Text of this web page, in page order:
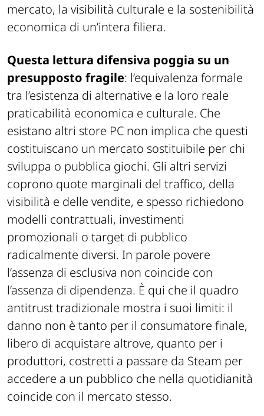
mercato, la visibilità culturale e la sostenibilità
economica di un’intera filiera.
Questa lettura difensiva poggia su un
presupposto fragile: l’equivalenza formale
tra l’esistenza di alternative e la loro reale
praticabilità economica e culturale. Che
esistano altri store PC non implica che questi
costituiscano un mercato sostituibile per chi
sviluppa o pubblica giochi. Gli altri servizi
coprono quote marginali del traffico, della
visibilità e delle vendite, e spesso richiedono
modelli contrattuali, investimenti
promozionali o target di pubblico
radicalmente diversi. In parole povere
l’assenza di esclusiva non coincide con
l’assenza di dipendenza. È qui che il quadro
antitrust tradizionale mostra i suoi limiti: il
danno non è tanto per il consumatore finale,
libero di acquistare altrove, quanto per i
produttori, costretti a passare da Steam per
accedere a un pubblico che nella quotidianità
coincide con il mercato stesso.